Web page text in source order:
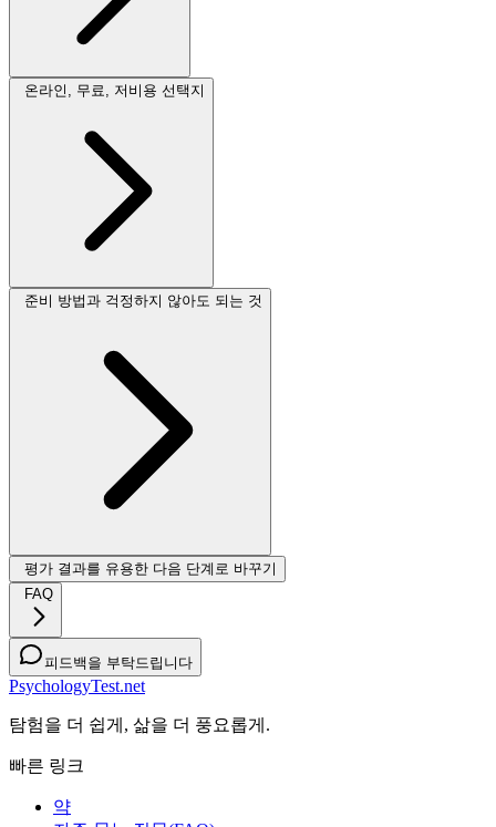
온라인, 무료, 저비용 선택지
준비 방법과 걱정하지 않아도 되는 것
평가 결과를 유용한 다음 단계로 바꾸기
FAQ
피드백을 부탁드립니다
PsychologyTest.net
탐험을 더 쉽게, 삶을 더 풍요롭게.
빠른 링크
약